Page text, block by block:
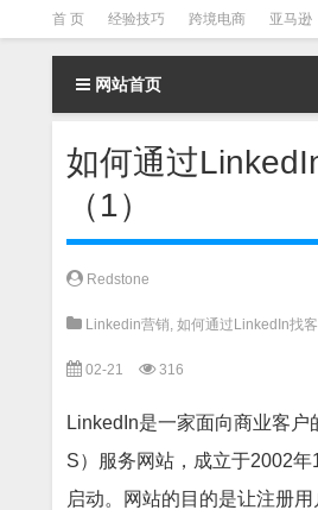
首 页 经验技巧 跨境电商 亚马逊
Facebook营销 Facebook广告
instagram营销
网站首页
如何通过
（1）
Redstone
Linkedin营销, 如何通过LinkedIn找
02-21 316
LinkedIn是一家面向商业客户
S）服务网站，成立于2002
启动。网站的目的是让注册